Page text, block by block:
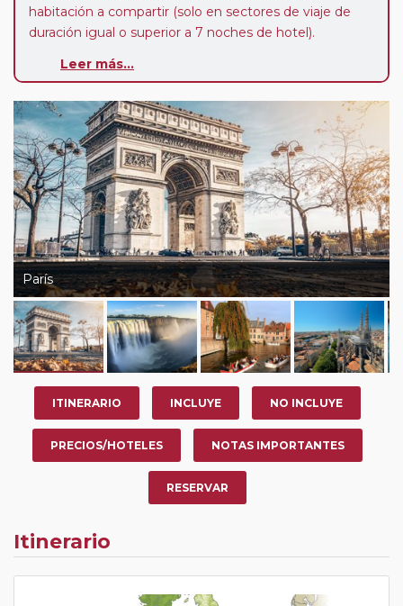
habitación a compartir (solo en sectores de viaje de
duración igual o superior a 7 noches de hotel).
Paradas en Ruta:
su viaje, en la ciudad que desee por período de 1, 3, 4 o
7 noches según circuito y fechas de salida. Es
fundamental que el circuito tenga salida posterior a la
fecha escogida y permita la salida deseada. El
suplemento por parada efectuada es de 40 Euros/52
Dólares por persona. Si la parada se realiza para tomar
otro circuito del mismo proveedor no se abonará este
suplemento.
Leer más...
París
ITINERARIO INCLUYE NO INCLUYE
PRECIOS/HOTELES NOTAS IMPORTANTES
RESERVAR
Itinerario